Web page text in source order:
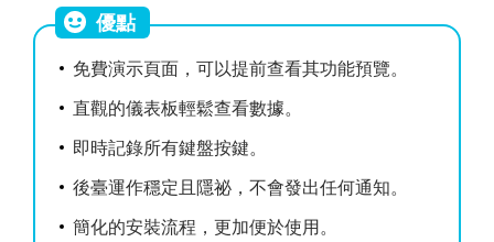
優點
免費演示頁面，可以提前查看其功能預覽。
直觀的儀表板輕鬆查看數據。
即時記錄所有鍵盤按鍵。
後臺運作穩定且隱祕，不會發出任何通知。
簡化的安裝流程，更加便於使用。